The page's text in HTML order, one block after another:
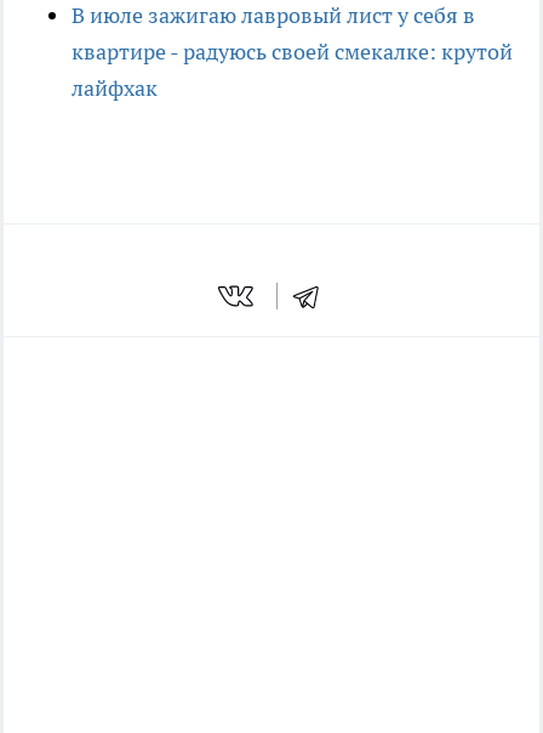
В июле зажигаю лавровый лист у себя в
квартире - радуюсь своей смекалке: крутой
лайфхак